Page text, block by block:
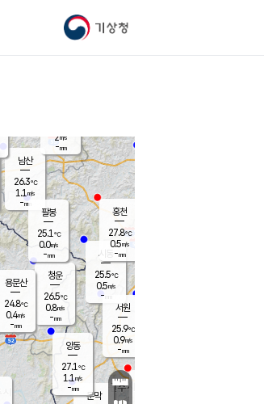
기상청
문막
남산
26.3℃
1.1 m/s
-mm
청운
26.5℃
0.8m/s
-mm
팔봉
25.1℃
0.0m/s
-mm
양동
27.1℃
1.1m/s
-mm
시동
25.5℃
0.5m/s
- mm
서원
25.9℃
0.9m/s
-mm
용문산
24.8℃
0.4m/s
-mm
홍천
27.8℃
0.5m/s
-mm
2m/s
-mm